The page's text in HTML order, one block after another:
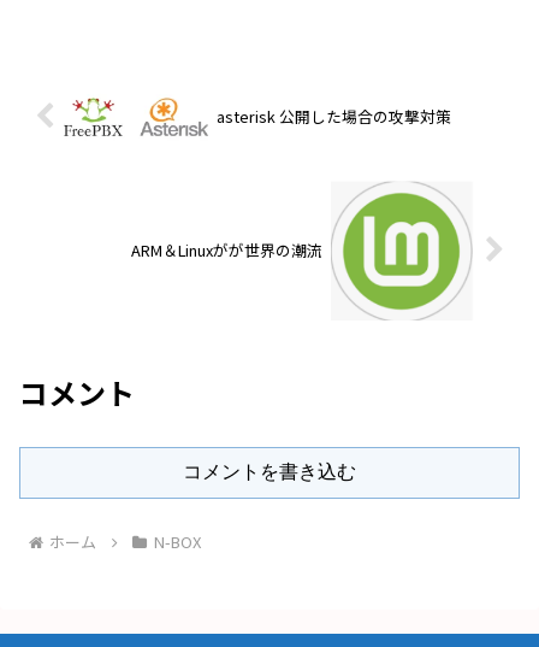
asterisk 公開した場合の攻撃対策
ARM＆Linuxがが世界の潮流
コメント
コメントを書き込む
ホーム N-BOX